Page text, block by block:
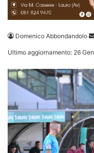
Domenico Abbondandolo
Ultimo aggiornamento: 26